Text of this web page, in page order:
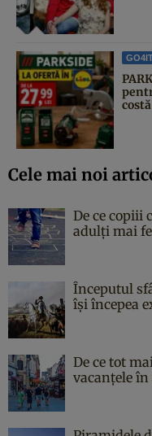
Cele mai noi
De ce copiii
adulți mai
Începutul
îşi începea
De ce tot
vacanțele în